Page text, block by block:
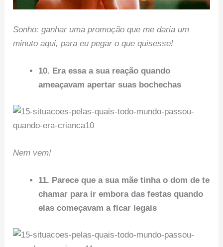
Sonho: ganhar uma promoção que me daria um
minuto aqui, para eu pegar o que quisesse!
10. Era essa a sua reação quando
ameaçavam apertar suas bochechas
Nem vem!
11. Parece que a sua mãe tinha o dom de te
chamar para ir embora das festas quando
elas começavam a ficar legais